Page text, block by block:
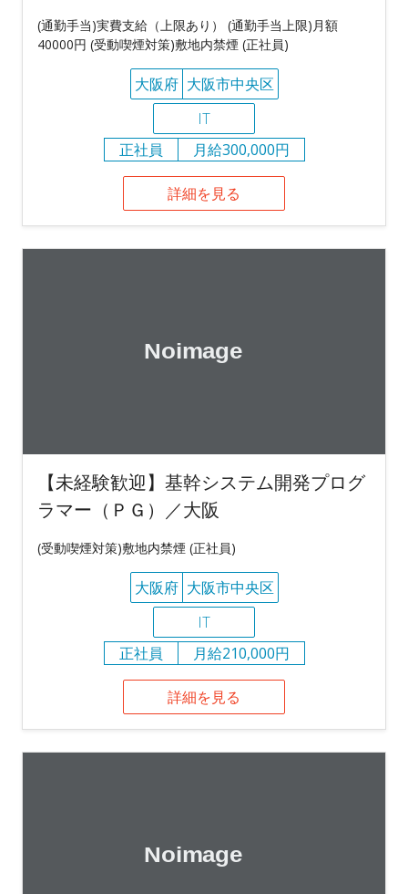
(通勤手当)実費支給（上限あり） (通勤手当上限)月額
40000円 (受動喫煙対策)敷地内禁煙 (正社員)
大阪府 大阪市中央区
IT
正社員
月給300,000円
詳細を見る
【未経験歓迎】基幹システム開発プログ
ラマー（ＰＧ）／大阪
(受動喫煙対策)敷地内禁煙 (正社員)
大阪府 大阪市中央区
IT
正社員
月給210,000円
詳細を見る